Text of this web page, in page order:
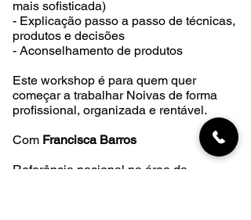
mais sofisticada)
- Explicação passo a passo de técnicas,
produtos e decisões
- Aconselhamento de produtos
Este workshop é para quem quer
começar a trabalhar Noivas de forma
profissional, organizada e rentável.
Com Francisca Barros
Referência nacional na área da